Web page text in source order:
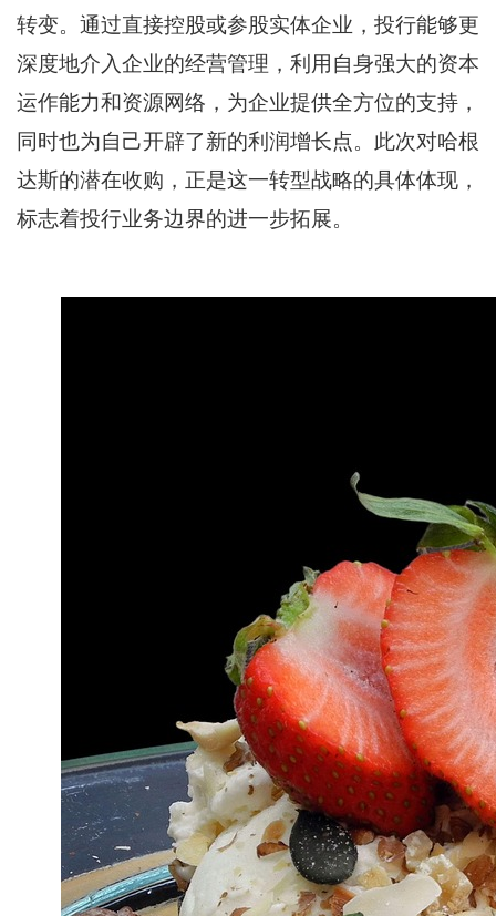
转变。通过直接控股或参股实体企业，投行能够更
深度地介入企业的经营管理，利用自身强大的资本
运作能力和资源网络，为企业提供全方位的支持，
同时也为自己开辟了新的利润增长点。此次对哈根
达斯的潜在收购，正是这一转型战略的具体体现，
标志着投行业务边界的进一步拓展。